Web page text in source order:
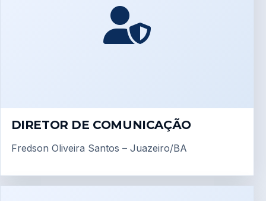
DIRETOR DE COMUNICAÇÃO
Fredson Oliveira Santos – Juazeiro/BA